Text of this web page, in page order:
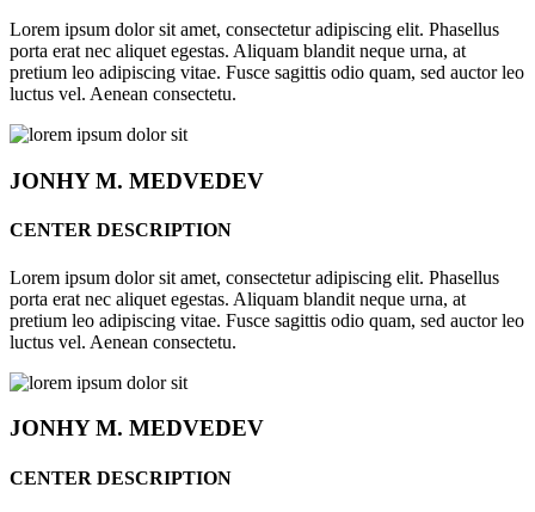
Lorem ipsum dolor sit amet, consectetur adipiscing elit. Phasellus
porta erat nec aliquet egestas. Aliquam blandit neque urna, at
pretium leo adipiscing vitae. Fusce sagittis odio quam, sed auctor leo
luctus vel. Aenean consectetu.
JONHYM. MEDVEDEV
CENTER DESCRIPTION
Lorem ipsum dolor sit amet, consectetur adipiscing elit. Phasellus
porta erat nec aliquet egestas. Aliquam blandit neque urna, at
pretium leo adipiscing vitae. Fusce sagittis odio quam, sed auctor leo
luctus vel. Aenean consectetu.
JONHYM. MEDVEDEV
CENTER DESCRIPTION